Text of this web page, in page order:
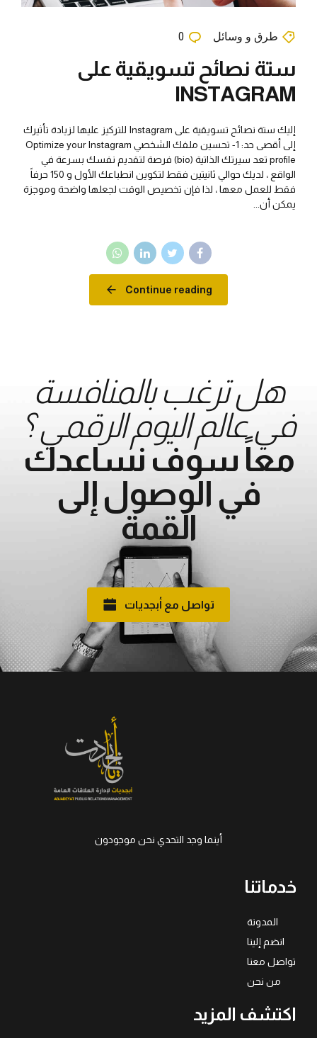
طرق و وسائل 0
ستة نصائح تسويقية على
INSTAGRAM
إليك ستة نصائح تسويقية على Instagram للتركيز عليها لزيادة تأثيرك
إلى أقصى حد: 1- تحسين ملفك الشخصي Optimize your Instagram
profile تعد سيرتك الذاتية (bio) فرصة لتقديم نفسك بسرعة في
الواقع ، لديك حوالي ثانيتين فقط لتكوين انطباعك الأول و 150 حرفاً
فقط للعمل معها ، لذا فإن تخصيص الوقت لجعلها واضحة وموجزة
يمكن أن...
Continue reading
هل ترغب بالمنافسة
في عالم اليوم الرقمي ؟
معاً سوف نساعدك
في الوصول إلى
القمة
تواصل مع أبجديات
أينما وجد التحدي نحن موجودون
خدماتنا
المدونة
انضم إلينا
تواصل معنا
من نحن
اكتشف المزيد